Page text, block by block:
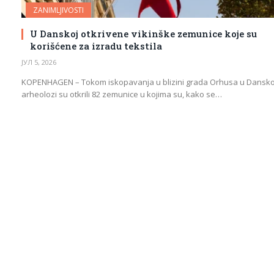
ZANIMLJIVOSTI
U Danskoj otkrivene vikinške zemunice koje su
korišćene za izradu tekstila
ЈУЛ 5, 2026
KOPENHAGEN – Tokom iskopavanja u blizini grada Orhusa u
arheolozi su otkrili 82 zemunice u kojima su, kako se…